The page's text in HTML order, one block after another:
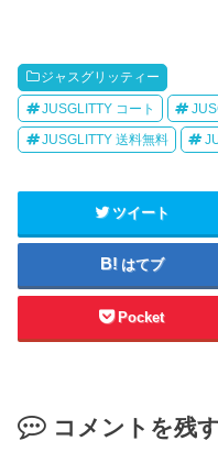
ジャスグリッティー
JUSGLITTY コート
JUSGLITTY 送料無料
ツイート
はてブ
Pocket
コメントを残